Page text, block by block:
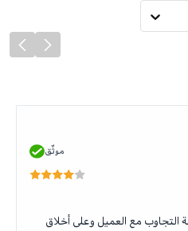
موثّق
مع العميل وعلى أخلاق